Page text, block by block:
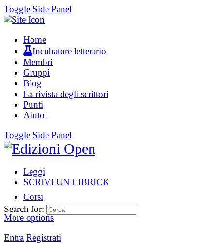
Toggle Side Panel
Home
Incubatore letterario
Membri
Gruppi
Blog
La rivista degli scrittori
Punti
Aiuto!
Toggle Side Panel
Leggi
SCRIVI UN LIBRICK
Corsi
More options
Entra Registrati
Search for: